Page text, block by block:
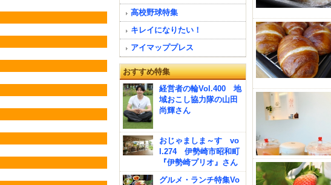
高校野球特集
キレイになりたい！
アイマッププレス
おすすめ特集
経営者の輪Vol.400 地
域おこし協力隊の山田
尚輝さん
おじゃましま～す vo
l.274 伊勢崎市昭和町
『伊勢崎プリオ』さん
グルメ・ランチ特集Vo